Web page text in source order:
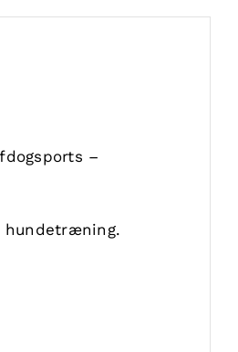
–
hundetræning.